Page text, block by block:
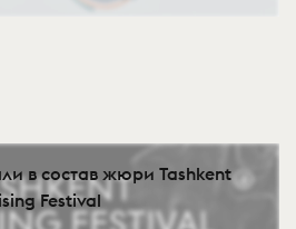
в состав жюри Tashkent
Festival